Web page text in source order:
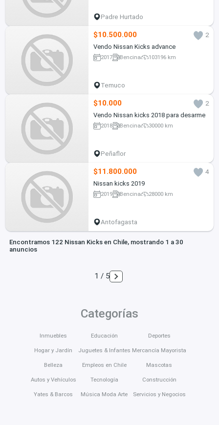
Padre Hurtado
$10.500.000
2
Vendo Nissan Kicks advance
2017 Bencina 103196 km
Temuco
$10.000
2
Vendo Nissan kicks 2018 para desarme
2018 Bencina 30000 km
Peñaflor
$11.800.000
4
Nissan kicks 2019
2019 Bencina 28000 km
Antofagasta
Encontramos 122 Nissan Kicks en Chile, mostrando 1 a 30
anuncios
1 / 5
Categorías
Inmuebles
Hogar y Jardín
Belleza
Autos y Vehículos
Yates & Barcos
Educación
Juguetes & Infantes
Empleos en Chile
Tecnología
Música Moda Arte
Deportes
Mercancía Mayorista
Mascotas
Construcción
Servicios y Negocios